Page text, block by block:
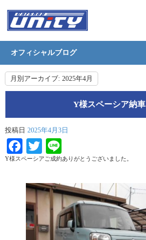
オフィシャルブログ
月別アーカイブ: 2025年4月
Y様スペーシア納車
投稿日 2025年4月3日
Facebook
Twitter
Y様スペーシアご成約ありがとうございました。